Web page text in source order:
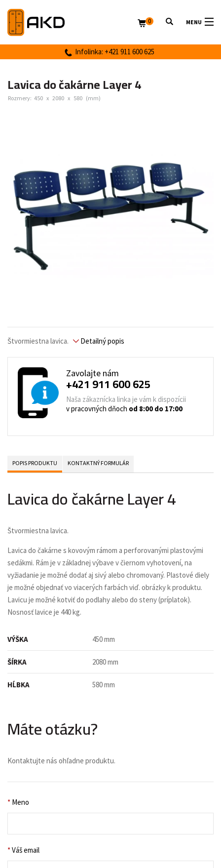
MENU
Infolinka: +421 911 600 625
0
Lavica do čakárne Layer 4
Rozmery: 450 x 2080 x 580 (mm)
Štvormiestna lavica. Detailný popis
Zavolajte nám
+421 911 600 625
Naša zákaznícka linka je vám k dispozícii
v pracovných dňoch od 8:00 do 17:00
POPIS PRODUKTU KONTAKTNÝ FORMULÁR
Lavica do čakárne Layer 4
Štvormiestna lavica.
Lavica do čakárne s kovovým rámom a perforovanými plastovými
sedákmi. Rám je v základnej výbave v čiernom vyhotovení, na
vyžiadanie je možné dodať aj sivý alebo chromovaný. Plastové diely
je možné objednať vo viacerých farbách viď. obrázky k produktu.
Lavicu je možné kotviť do podlahy alebo do steny (príplatok).
Nosnosť lavice je 440 kg.
VÝŠKA 450 mm
ŠÍRKA 2080 mm
HĹBKA 580 mm
Máte otázku?
Kontaktujte nás ohľadne produktu.
* Meno
*Váš email